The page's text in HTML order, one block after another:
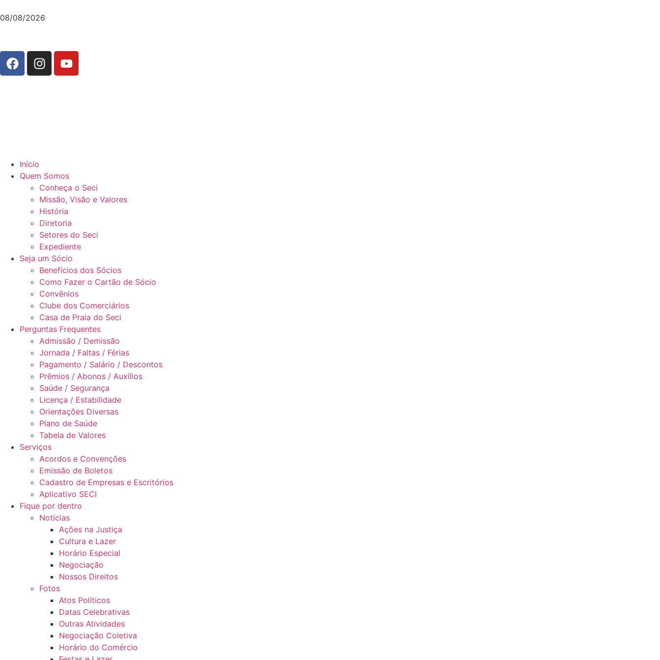
08/08/2026
Início
Quem Somos
Conheça o Seci
Missão, Visão e Valores
História
Diretoria
Setores do Seci
Expediente
Seja um Sócio
Benefícios dos Sócios
Como Fazer o Cartão de Sócio
Convênios
Clube dos Comerciários
Casa de Praia do Seci
Perguntas Frequentes
Admissão / Demissão
Jornada / Faltas / Férias
Pagamento / Salário / Descontos
Prêmios / Abonos / Auxílios
Saúde / Segurança
Licença / Estabilidade
Orientações Diversas
Plano de Saúde
Tabela de Valores
Serviços
Acordos e Convenções
Emissão de Boletos
Cadastro de Empresas e Escritórios
Aplicativo SECI
Fique por dentro
Notícias
Ações na Justiça
Cultura e Lazer
Horário Especial
Negociação
Nossos Direitos
Fotos
Atos Políticos
Datas Celebrativas
Outras Atividades
Negociação Coletiva
Horário do Comércio